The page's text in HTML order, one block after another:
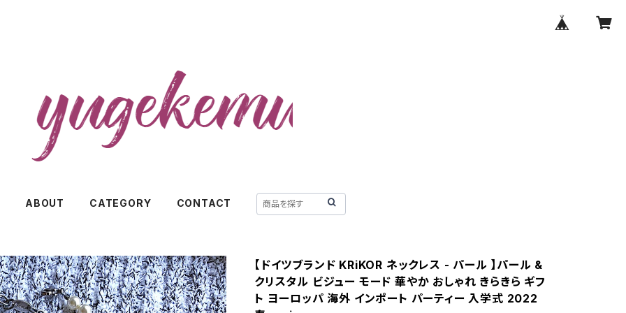
ABOUT CATEGORY CONTACT
【ドイツブランド KRiKOR ネックレス - パール 】パール &
クリスタル ビジュー モード 華やか おしゃれ きらきら ギフ
ト ヨーロッパ 海外 インポート パーティー 入学式 2022